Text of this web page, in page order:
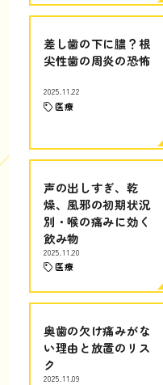
差し歯の下に膿？根
尖性歯の周炎の恐怖
2025.11.22
医療
声の出しすぎ、乾
燥、風邪の初期状況
別・喉の痛みに効く
飲み物
2025.11.20
医療
奥歯の欠け痛みがな
い理由と放置のリス
ク
2025.11.09